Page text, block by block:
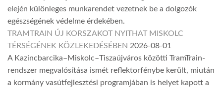
elején különleges munkarendet vezetnek be a dolgozók
egészségének védelme érdekében.
TRAMTRAIN ÚJ KORSZAKOT NYITHAT MISKOLC
TÉRSÉGÉNEK KÖZLEKEDÉSÉBEN 2026-08-01
A Kazincbarcika–Miskolc–Tiszaújváros közötti TramTrain-
rendszer megvalósítása ismét reflektorfénybe került, miután
a kormány vasútfejlesztési programjában is helyet kapott a